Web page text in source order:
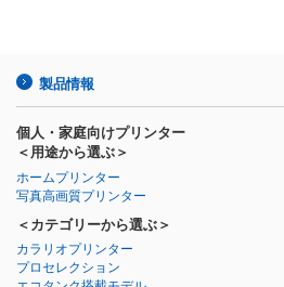
製品情報
個人・家庭向けプリンター
＜用途から選ぶ＞
ホームプリンター
写真高画質プリンター
＜カテゴリーから選ぶ＞
カラリオプリンター
プロセレクション